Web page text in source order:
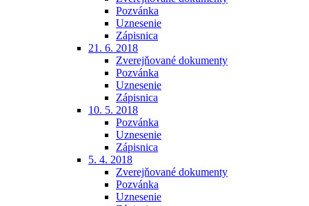
Pozvánka
Uznesenie
Zápisnica
21. 6. 2018
Zverejňované dokumenty
Pozvánka
Uznesenie
Zápisnica
10. 5. 2018
Pozvánka
Uznesenie
Zápisnica
5. 4. 2018
Zverejňované dokumenty
Pozvánka
Uznesenie